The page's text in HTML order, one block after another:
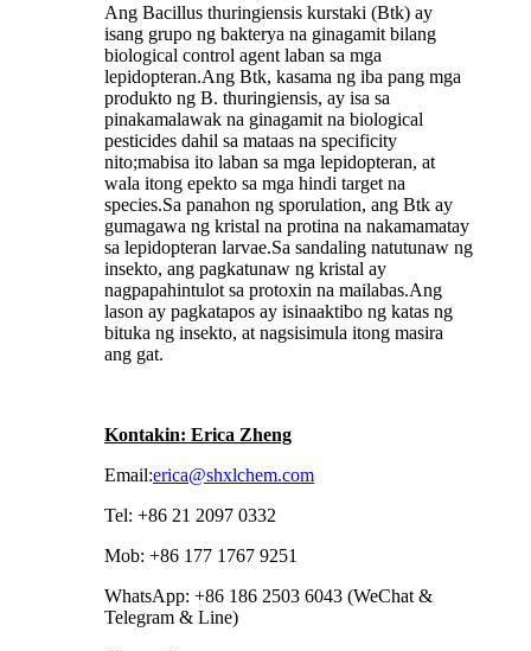
Ang Bacillus thuringiensis kurstaki (Btk) ay
isang grupo ng bakterya na ginagamit bilang
biological control agent laban sa mga
lepidopteran.Ang Btk, kasama ng iba pang mga
produkto ng B. thuringiensis, ay isa sa
pinakamalawak na ginagamit na biological
pesticides dahil sa mataas na specificity
nito;mabisa ito laban sa mga lepidopteran, at
wala itong epekto sa mga hindi target na
species.Sa panahon ng sporulation, ang Btk ay
gumagawa ng kristal na protina na nakamamatay
sa lepidopteran larvae.Sa sandaling natutunaw ng
insekto, ang pagkatunaw ng kristal ay
nagpapahintulot sa protoxin na mailabas.Ang
lason ay pagkatapos ay isinaaktibo ng katas ng
bituka ng insekto, at nagsisimula itong masira
ang gat.
Kontakin: Erica Zheng
Email:erica@shxlchem.com
Tel: +86 21 2097 0332
Mob: +86 177 1767 9251
WhatsApp: +86 186 2503 6043 (WeChat &
Telegram & Line)